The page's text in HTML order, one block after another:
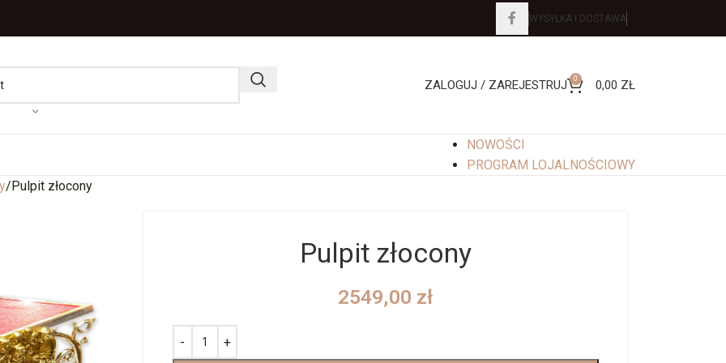
WYSYŁKA I DOSTAWA
ZALOGUJ / ZAREJESTRUJ 0 0,00 ZŁ
NOWOŚCI
PROGRAM LOJALNOŚCIOWY
Pulpit złocony
Pulpit złocony
2549,00 zł